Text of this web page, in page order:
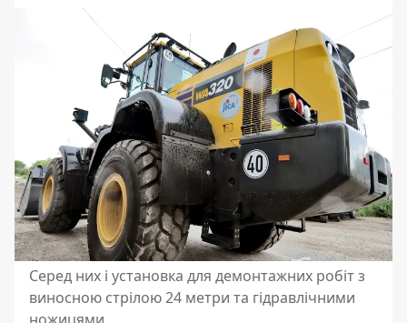
Серед них і установка для демонтажних робіт з
виносною стрілою 24 метри та гідравлічними